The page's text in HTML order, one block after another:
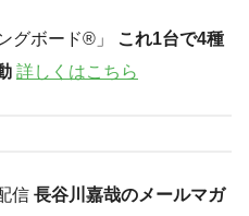
グボード®︎」
これ1台で4種
詳しくはこちら
信 長谷川嘉哉のメールマガ